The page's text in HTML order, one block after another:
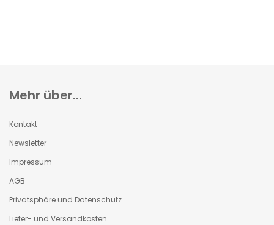
Mehr über...
Kontakt
Newsletter
Impressum
AGB
Privatsphäre und Datenschutz
Liefer- und Versandkosten